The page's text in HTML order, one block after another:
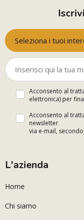
Seleziona i tuoi
Acconsento al
elettronica) per
Acconsento al
newsletter
via e-mail,
L'azienda
Home
Chi siamo